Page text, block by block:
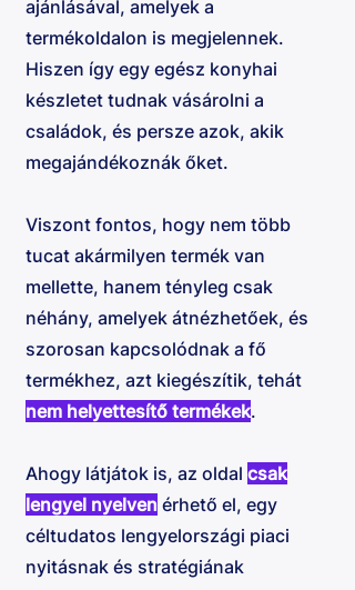
ajánlásával, amelyek a
termékoldalon is megjelennek.
Hiszen így egy egész konyhai
készletet tudnak vásárolni a
családok, és persze azok, akik
megajándékoznák őket.
Viszont fontos, hogy nem több
tucat akármilyen termék van
mellette, hanem tényleg csak
néhány, amelyek átnézhetőek, és
szorosan kapcsolódnak a fő
termékhez, azt kiegészítik, tehát
nem helyettesítő termékek.
Ahogy látjátok is, az oldal csak
lengyel nyelven érhető el, egy
céltudatos lengyelországi piaci
nyitásnak és stratégiának